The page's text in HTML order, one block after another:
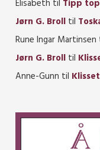
Elisabeth til Tipp
Jørn G. Broll til
Rune Ingar Martinsen
Jørn G. Broll til
Anne-Gunn til